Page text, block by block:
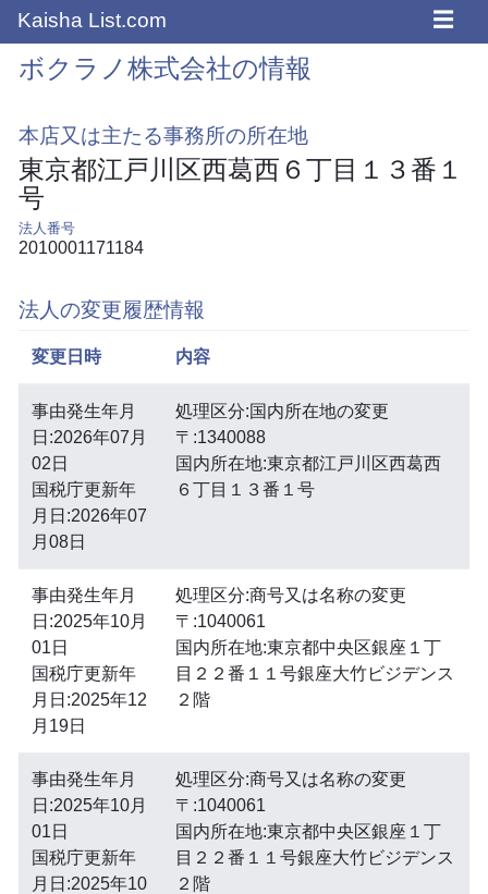
Kaisha List.com ☰
ボクラノ株式会社の情報
本店又は主たる事務所の所在地
東京都江戸川区西葛西６丁目１３番１
号
法人番号
2010001171184
法人の変更履歴情報
変更日時 内容
事由発生年月
日:2026年07月
02日
国税庁更新年
月日:2026年07
月08日
処理区分:国内所在地の変更
〒:1340088
国内所在地:東京都江戸川区西葛西
６丁目１３番１号
事由発生年月
日:2025年10月
01日
国税庁更新年
月日:2025年12
月19日
処理区分:商号又は名称の変更
〒:1040061
国内所在地:東京都中央区銀座１丁
目２２番１１号銀座大竹ビジデンス
２階
事由発生年月
日:2025年10月
01日
国税庁更新年
月日:2025年10
処理区分:商号又は名称の変更
〒:1040061
国内所在地:東京都中央区銀座１丁
目２２番１１号銀座大竹ビジデンス
２階